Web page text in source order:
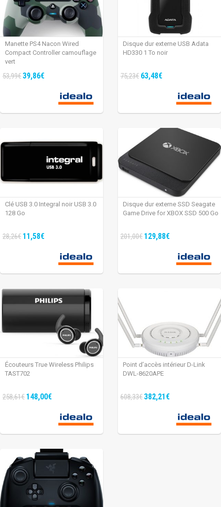
Manette PS4 Nacon Wired
Compact Controller camouflage
vert
53,99€39,86€
Disque dur externe USB Adata
HD330 1 To noir
75,23€ 63,48€
Clé USB 3.0 Integral noir USB 3.0
128 Go
28,26€ 11,58€
Disque dur externe SSD Seagate
Game Drive for XBOX SSD 500 Go
201,00€ 129,88€
Écouteurs True Wireless Philips
TAST702
258,61€ 148,00€
Point d’accès intérieur D-Link
DWL-8620APE
608,33€382,21€